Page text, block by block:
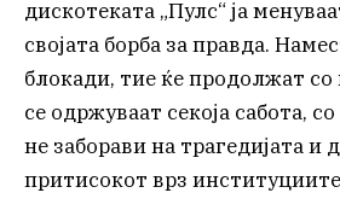
дискотеката „Пулс“ ја
својата борба за правда.
блокади, тие ќе продолжат
се одржуваат секоја сабота,
не заборави на трагедијата и
притисокот врз